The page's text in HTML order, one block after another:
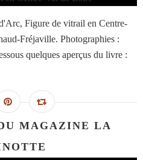
Figure de vitrail en Centre-
Fréjaville. Photographies :
quelques aperçus du livre :
MAGAZINE LA